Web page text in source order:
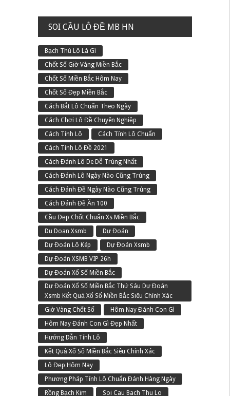
SOI CẦU LÔ ĐỀ MB HN
Bạch Thủ Lô Là Gì
Chốt Số Giờ Vàng Miền Bắc
Chốt Số Miền Bắc Hôm Nay
Chốt Số Đẹp Miền Bắc
Cách Bắt Lô Chuẩn Theo Ngày
Cách Chơi Lô Đề Chuyên Nghiệp
Cách Tính Lô
Cách Tính Lô Chuẩn
Cách Tính Lô Đề 2021
Cách Đánh Lô De Dễ Trúng Nhất
Cách Đánh Lô Ngày Nào Cũng Trúng
Cách Đánh Đề Ngày Nào Cũng Trúng
Cách Đánh Đề Ăn 100
Cầu Đẹp Chốt Chuẩn Xs Miền Bắc
Du Doan Xsmb
Dự Đoán
Dự Đoán Lô Kép
Dự Đoán Xsmb
Dự Đoán XSMB VIP 26h
Dự Đoán Xổ Số Miền Bắc
Dự Đoán Xổ Số Miền Bắc Thứ Sáu Dự Đoán
Xsmb Kết Quả Xổ Số Miền Bắc Siêu Chính Xác
Giờ Vàng Chốt Số
Hôm Nay Đánh Con Gì
Hôm Nay Đánh Con Gì Đẹp Nhất
Hướng Dẫn Tính Lô
Kết Quả Xổ Số Miền Bắc Siêu Chính Xác
Lô Đẹp Hôm Nay
Phương Pháp Tính Lô Chuẩn Đánh Hàng Ngày
Rồng Bạch Kim
Soi Cau Bach Thu Lo